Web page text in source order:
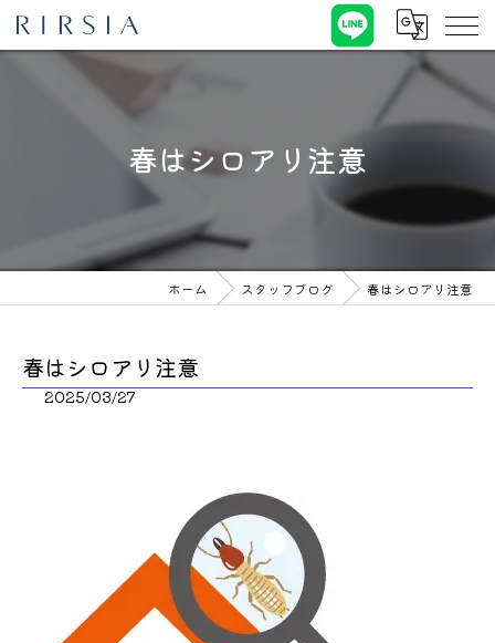
春はシロアリ注意
ホーム スタッフブログ 春はシロアリ注意
春はシロアリ注意
2025/03/27